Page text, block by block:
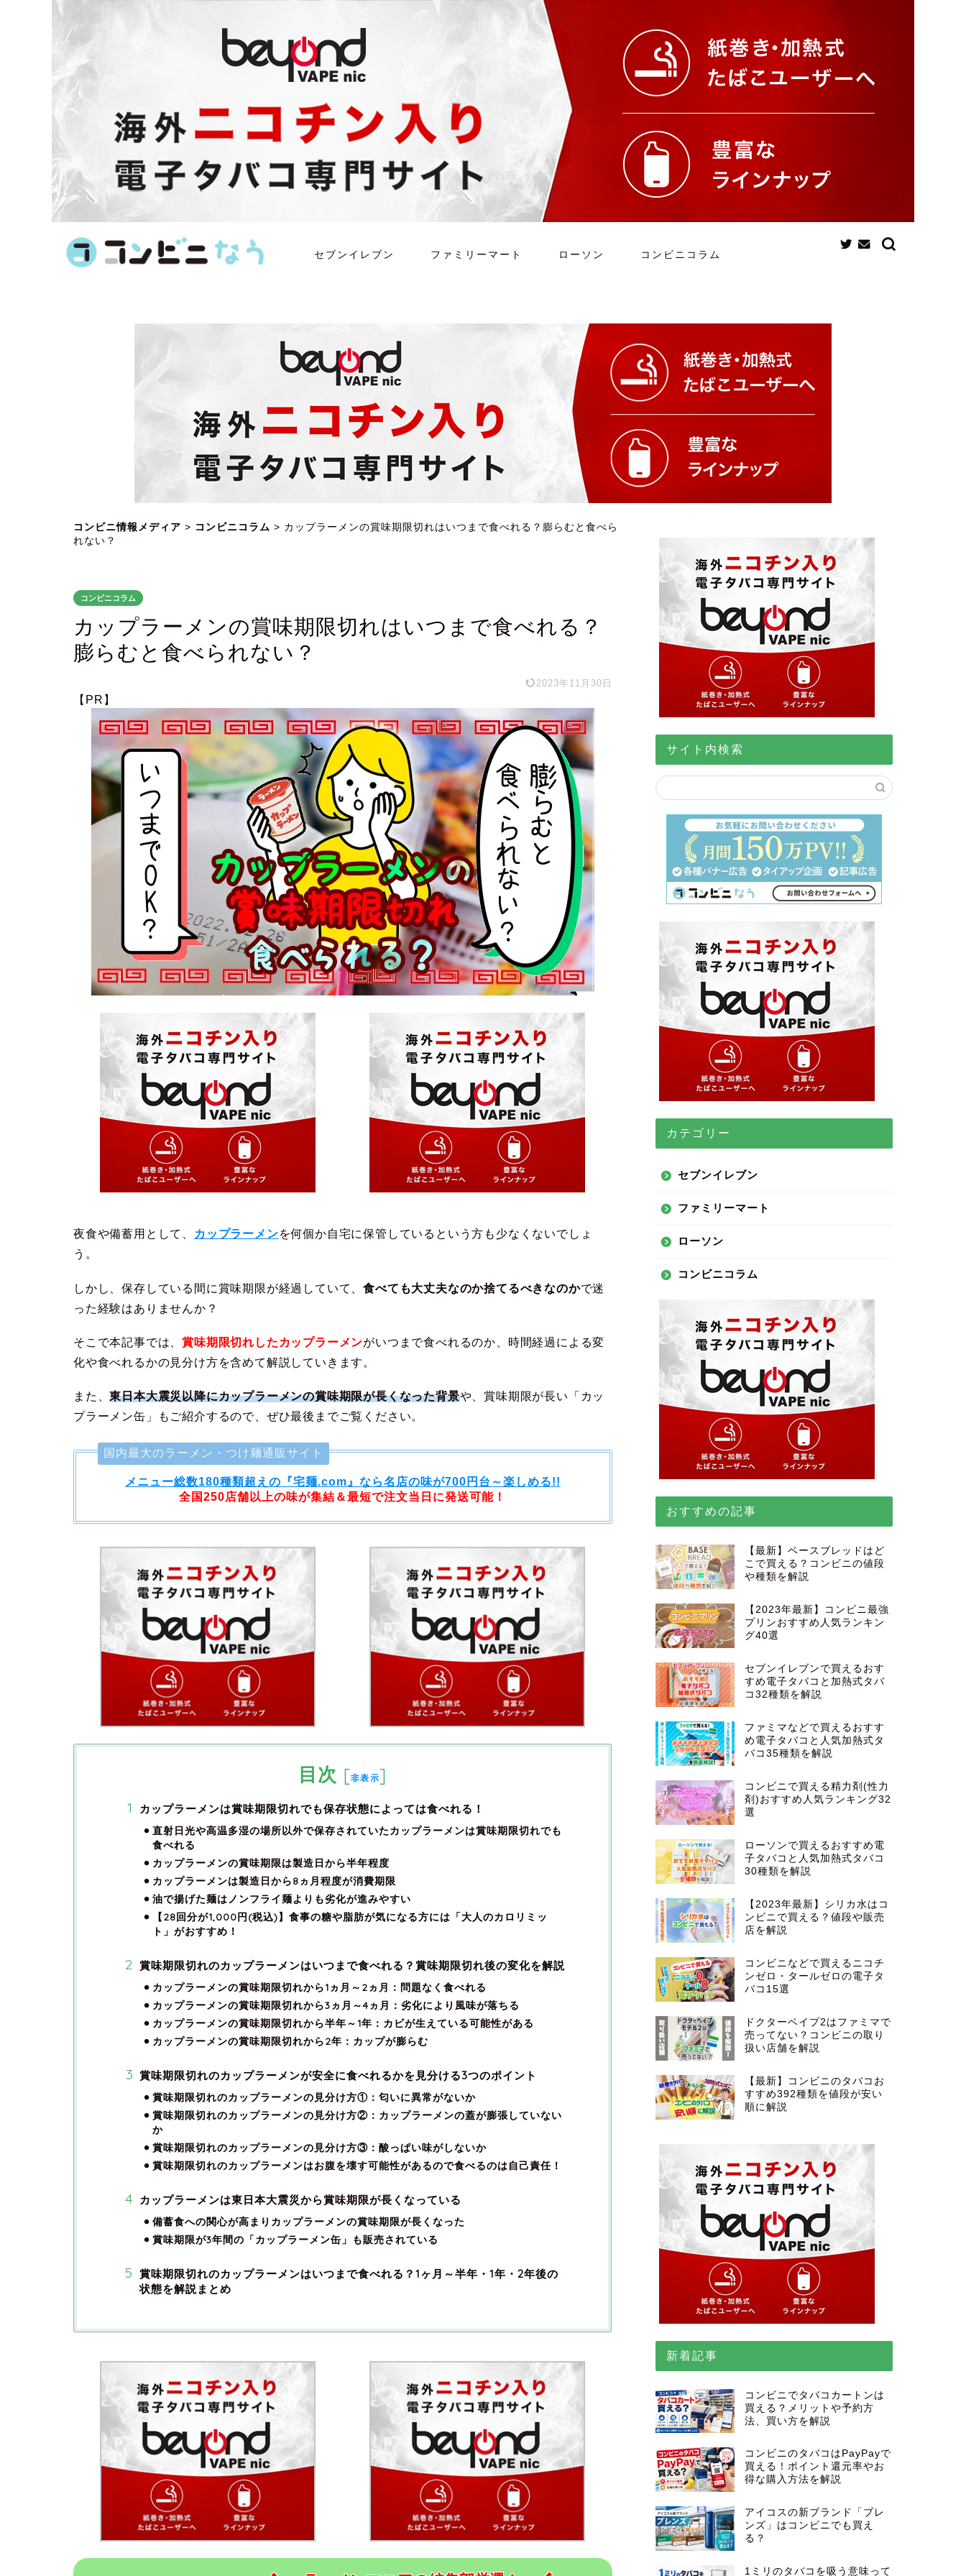
セブンイレブン ファミリーマート ローソン コンビニコラム
コンビニ情報メディア > コンビニコラム > カップラーメンの賞味期限切れはいつまで食べれる？膨らむと食べら
れない？
コンビニコラム
カップラーメンの賞味期限切れはいつまで食べれる？
膨らむと食べられない？
2023年11月30日
【PR】
夜食や備蓄用として、 カップラーメンを何個か自宅に保管しているという方も少なくないでしょ
う。
しかし、保存している間に賞味期限が経過していて、食べても大丈夫なのか捨てるべきなのかで迷
った経験はありませんか？
そこで本記事では、 賞味期限切れしたカップラーメンがいつまで食べれるのか、時間経過による変
化や食べれるかの見分け方を含めて解説していきます。
また、東日本大震災以降にカップラーメンの賞味期限が長くなった背景や、賞味期限が長い「カッ
プラーメン缶」もご紹介するので、ぜひ最後までご覧ください。
国内最大のラーメン・つけ麺通販サイト
メニュー総数180種類超えの 『宅麺.com』なら名店の味が700円台～楽しめる!!
全国250店舗以上の味が集結＆最短で注文当日に発送可能！
目次 [非表示]
カップラーメンは賞味期限切れでも保存状態によっては食べれる！
直射日光や高温多湿の場所以外で保存されていたカップラーメンは賞味期限切れでも
食べれる
カップラーメンの賞味期限は製造日から半年程度
カップラーメンは製造日から8ヵ月程度が消費期限
油で揚げた麺はノンフライ麺よりも劣化が進みやすい
【28回分が1,000円(税込)】食事の糖や脂肪が気になる方には「大人のカロリミッ
ト」がおすすめ！
賞味期限切れのカップラーメンはいつまで食べれる？賞味期限切れ後の変化を解説
カップラーメンの賞味期限切れから1ヵ月～2ヵ月：問題なく食べれる
カップラーメンの賞味期限切れから3ヵ月～4ヵ月：劣化により風味が落ちる
カップラーメンの賞味期限切れから半年～1年：カビが生えている可能性がある
カップラーメンの賞味期限切れから2年：カップが膨らむ
賞味期限切れのカップラーメンが安全に食べれるかを見分ける3つのポイント
賞味期限切れのカップラーメンの見分け方①：匂いに異常がないか
賞味期限切れのカップラーメンの見分け方②：カップラーメンの蓋が膨張していない
か
賞味期限切れのカップラーメンの見分け方③：酸っぱい味がしないか
賞味期限切れのカップラーメンはお腹を壊す可能性があるので食べるのは自己責任！
カップラーメンは東日本大震災から賞味期限が長くなっている
備蓄食への関心が高まりカップラーメンの賞味期限が長くなった
賞味期限が3年間の「カップラーメン缶」も販売されている
賞味期限切れのカップラーメンはいつまで食べれる？1ヶ月～半年・1年・2年後の
状態を解説まとめ
サイト内検索
カテゴリー
セブンイレブン
ファミリーマート
ローソン
コンビニコラム
おすすめの記事
【最新】ベースブレッドはど
こで買える？コンビニの値段
や種類を解説
【2023年最新】コンビニ最強
プリンおすすめ人気ランキン
グ40選
セブンイレブンで買えるおす
すめ電子タバコと加熱式タバ
コ32種類を解説
ファミマなどで買えるおすす
め電子タバコと人気加熱式タ
バコ35種類を解説
コンビニで買える精力剤(性力
剤)おすすめ人気ランキング32
選
ローソンで買えるおすすめ電
子タバコと人気加熱式タバコ
30種類を解説
【2023年最新】シリカ水はコ
ンビニで買える？値段や販売
店を解説
コンビニなどで買えるニコチ
ンゼロ・タールゼロの電子タ
バコ15選
ドクターベイプ2はファミマで
売ってない？コンビニの取り
扱い店舗を解説
【最新】コンビニのタバコお
すすめ392種類を値段が安い
順に解説
新着記事
コンビニでタバコカートンは
買える？メリットや予約方
法、買い方を解説
コンビニのタバコはPayPayで
買える！ポイント還元率やお
得な購入方法を解説
アイコスの新ブランド「ブレ
ンズ」はコンビニでも買え
る？
1ミリのタバコを吸う意味って